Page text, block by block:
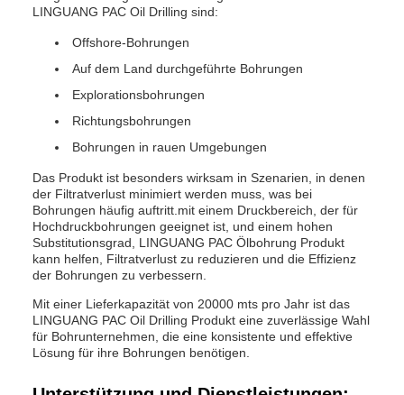
LINGUANG PAC Oil Drilling sind:
Offshore-Bohrungen
Auf dem Land durchgeführte Bohrungen
Explorationsbohrungen
Richtungsbohrungen
Bohrungen in rauen Umgebungen
Das Produkt ist besonders wirksam in Szenarien, in denen
der Filtratverlust minimiert werden muss, was bei
Bohrungen häufig auftritt.mit einem Druckbereich, der für
Hochdruckbohrungen geeignet ist, und einem hohen
Substitutionsgrad, LINGUANG PAC Ölbohrung Produkt
kann helfen, Filtratverlust zu reduzieren und die Effizienz
der Bohrungen zu verbessern.
Mit einer Lieferkapazität von 20000 mts pro Jahr ist das
LINGUANG PAC Oil Drilling Produkt eine zuverlässige Wahl
für Bohrunternehmen, die eine konsistente und effektive
Lösung für ihre Bohrungen benötigen.